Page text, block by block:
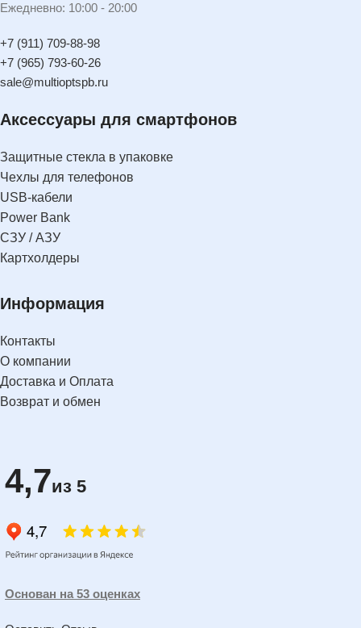
Ежедневно: 10:00 - 20:00
+7 (911) 709-88-98
+7 (965) 793-60-26
sale@multioptspb.ru
Аксессуары для смартфонов
Защитные стекла в упаковке
Чехлы для телефонов
USB-кабели
Power Bank
СЗУ / АЗУ
Картхолдеры
Информация
Контакты
О компании
Доставка и Оплата
Возврат и обмен
4,7из 5
Основан на 53 оценках